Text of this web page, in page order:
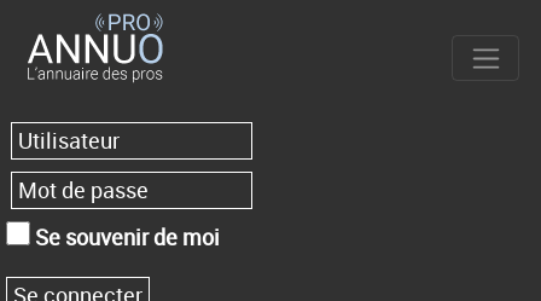
Se souvenir de moi